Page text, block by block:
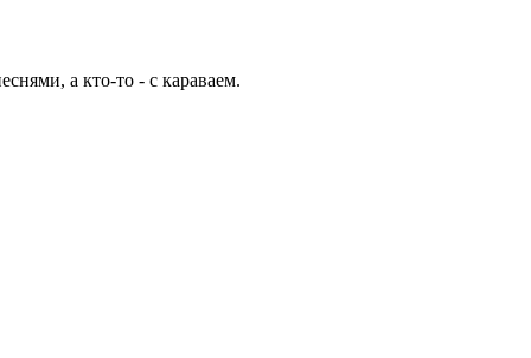
а кто-то - с караваем.